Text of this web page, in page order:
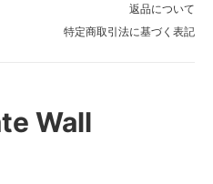
返品について
特定商取引法に基づく表記
Wall